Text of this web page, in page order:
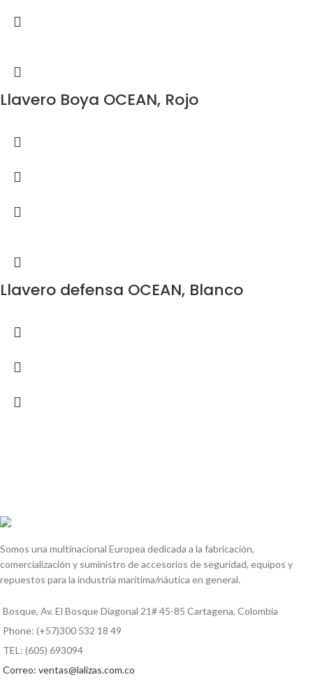
Llavero Boya OCEAN, Rojo
Llavero defensa OCEAN, Blanco
Somos una multinacional Europea dedicada a la fabricación,
comercialización y suministro de accesorios de seguridad, equipos y
repuestos para la industria marítima/náutica en general.
Bosque, Av. El Bosque Diagonal 21# 45-85 Cartagena, Colombia
Phone: (+57)300 532 18 49
TEL: (605) 693094
Correo: ventas@lalizas.com.co